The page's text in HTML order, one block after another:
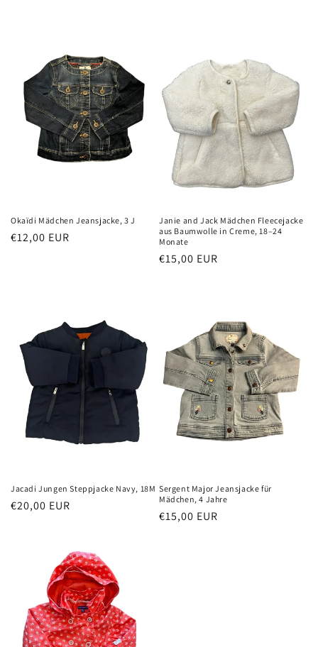
Okaïdi Mädchen Jeansjacke, 3 J
Normaler
€12,00 EUR
Janie and Jack Mädchen Fleecejacke
aus Baumwolle in Creme, 18–24
Monate
Normaler
€15,00 EUR
Jacadi Jungen Steppjacke Navy, 18M
Normaler
€20,00 EUR
Sergent Major Jeansjacke für
Mädchen, 4 Jahre
Normaler
€15,00 EUR